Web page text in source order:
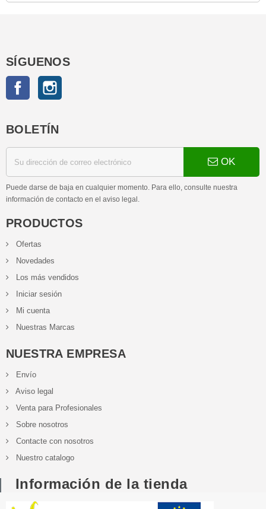
SÍGUENOS
Facebook
BOLETÍN
OK
Puede darse de baja en cualquier momento. Para ello, consulte nuestra
información de contacto en el aviso legal.
PRODUCTOS
Ofertas
Novedades
Los más vendidos
Iniciar sesión
Mi cuenta
Nuestras Marcas
NUESTRA EMPRESA
Envío
Aviso legal
Venta para Profesionales
Sobre nosotros
Contacte con nosotros
Nuestro catalogo
Información de la tienda